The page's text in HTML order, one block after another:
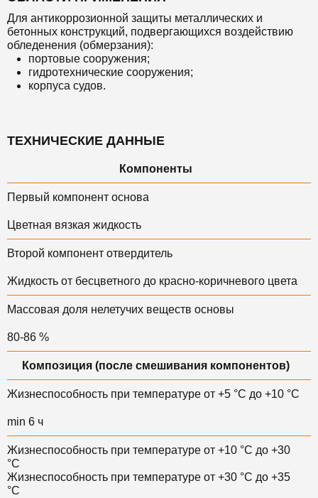
Для антикоррозионной защиты металлических и
бетонных конструкций, подвергающихся воздействию
обледенения (обмерзания):
портовые сооружения;
гидротехнические сооружения;
корпуса судов.
ТЕХНИЧЕСКИЕ ДАННЫЕ
Компоненты
Первый компонент основа
Цветная вязкая жидкость
Второй компонент отвердитель
Жидкость от бесцветного до красно-коричневого цвета
Массовая доля нелетучих веществ основы
80-86 %
Композиция (после смешивания компонентов)
Жизнеспособность при температуре от +5 °С до +10 °С
min 6 ч
Жизнеспособность при температуре от +10 °С до +30
°С
Жизнеспособность при температуре от +30 °С до +35
°С